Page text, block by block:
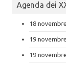
Agenda dei
18
19
19